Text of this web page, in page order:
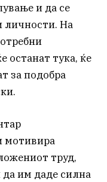
и да се
личности. На
останат тука, ќе
за подобра
мотивира
труд,
да им даде силна